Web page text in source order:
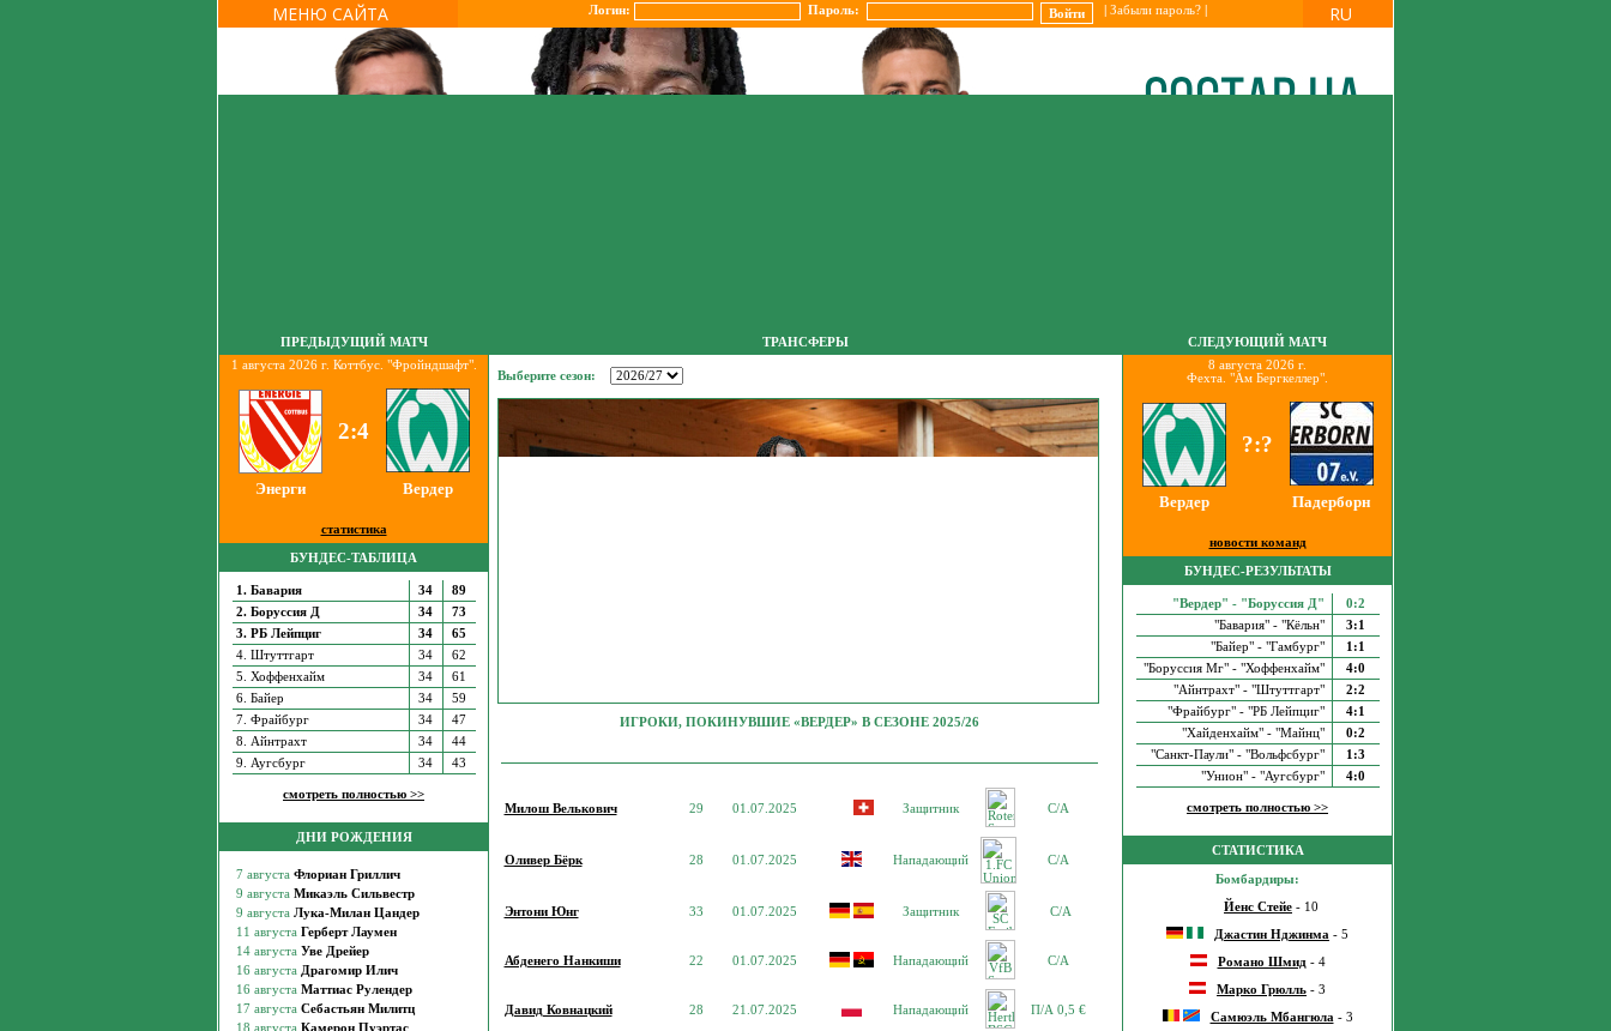
МЕНЮ САЙТА Логин: Пароль: Забыли пароль?| RU
ПРЕДЫДУЩИЙ МАТЧ
1 августа 2026 г. Коттбус. "Фройндшафт".
2:4
Энерги Вердер
статистика
БУНДЕС-ТАБЛИЦА
1. Бавария 34
89
2. Боруссия Д
34
73
3. РБ Лейпциг
34
65
4. Штуттгарт
34
62
5. Хоффенхайм
34
61
6. Байер
34
59
7. Фрайбург
34
47
8. Айнтрахт
34
44
9. Аугсбург
34 43
смотреть полностью >>
ДНИ РОЖДЕНИЯ
ТРАНСФЕРЫ
Выберите сезон:
ИГРОКИ, ПОКИНУВШИЕ «ВЕРДЕР» В СЕЗОНЕ 2025/26
Милош Велькович 29 01.07.2025 Защитник С/А
Оливер Бёрк 28 01.07.2025 Нападающий С/А
Энтони Юнг 33 01.07.2025 Защитник С/А
Абденего Нанкиши 22 01.07.2025 Нападающий С/А
Давид Ковнацкий 28 21.07.2025 Нападающий П/А 0,5 €
СЛЕДУЮЩИЙ МАТЧ
8 августа 2026 г.
Фехта. "Ам Бергкеллер".
?:?
Вердер Падерборн
новости команд
БУНДЕС-РЕЗУЛЬТАТЫ
"Вердер" - "Боруссия Д"
0:2
"Бавария" - "Кёльн"
3:1
"Байер" - "Гамбург"
1:1
"Боруссия Мг" - "Хоффенхайм"
4:0
"Айнтрахт" - "Штуттгарт"
2:2
"Фрайбург" - "РБ Лейпциг"
4:1
"Хайденхайм" - "Майнц"
0:2
"Санкт-Паули" - "Вольфсбург"
1:3
"Унион" - "Аугсбург"
4:0
смотреть полностью >>
СТАТИСТИКА
Бомбардиры:
Йенс Стейе - 10
Джастин Нджинма - 5
Романо Шмид- 4
Марко Грюлль - 3
Самюэль Мбангюла - 3